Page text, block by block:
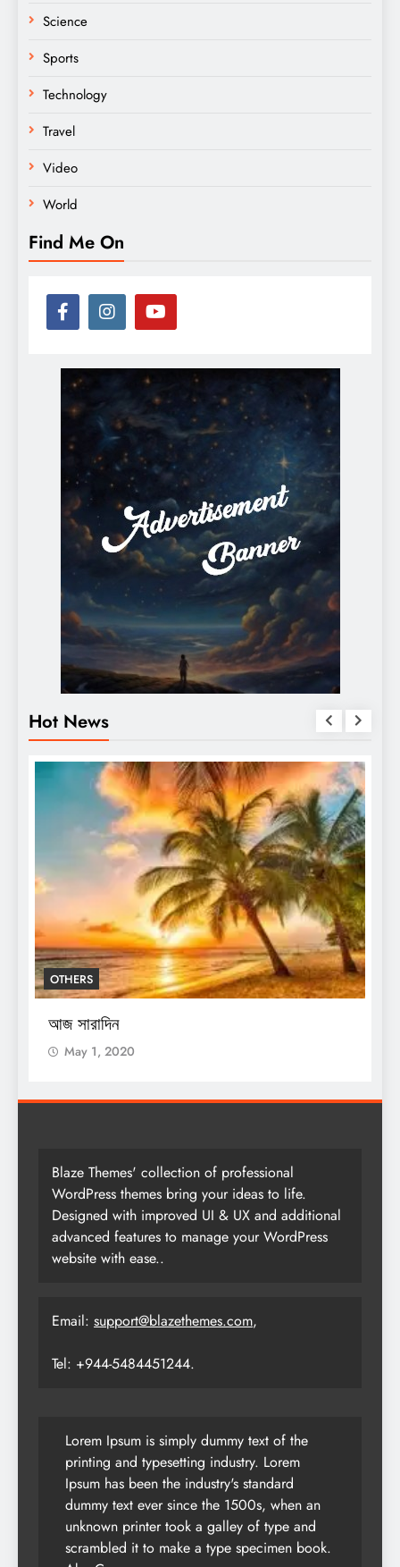
Science
Sports
Technology
Travel
Video
World
Find Me On
Hot News
BREAKING NEWS ENTERTAINMENT
শিক্ষকদের জন্য নয়া নির্দেশিকা,
Blaze Themes' collection of professional
WordPress themes bring your ideas to life.
Designed with improved UI & UX and additional
advanced features to manage your WordPress
website with ease..
Email: support@blazethemes.com,
Tel: +944-5484451244.
Lorem Ipsum is simply dummy text of the
printing and typesetting industry. Lorem
Ipsum has been the industry's standard
dummy text ever since the 1500s, when an
unknown printer took a galley of type and
scrambled it to make a type specimen book.